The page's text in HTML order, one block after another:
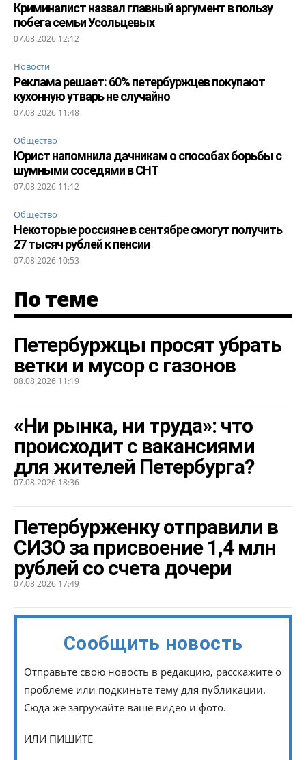
Криминалист назвал главный аргумент в пользу
побега семьи Усольцевых
07.08.2026 12:12
Новости
Реклама решает: 60% петербуржцев покупают
кухонную утварь не случайно
07.08.2026 11:48
Общество
Юрист напомнила дачникам о способах борьбы с
шумными соседями в СНТ
07.08.2026 11:12
Общество
Некоторые россияне в сентябре смогут получить
27 тысяч рублей к пенсии
07.08.2026 10:53
По теме
Петербуржцы просят убрать
ветки и мусор с газонов
08.08.2026 11:19
«Ни рынка, ни труда»: что
происходит с вакансиями
для жителей Петербурга?
07.08.2026 18:36
Петербурженку отправили в
СИЗО за присвоение 1,4 млн
рублей со счета дочери
07.08.2026 17:49
Сообщить новость
Отправьте свою новость в редакцию, расскажите о
проблеме или подкиньте тему для публикации.
Сюда же загружайте ваше видео и фото.
ИЛИ ПИШИТЕ